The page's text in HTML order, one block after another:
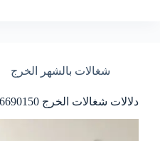
شغالات بالشهر الخرج
دلالات شغالات الخرج 0596690150